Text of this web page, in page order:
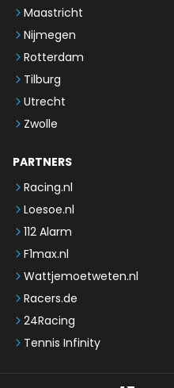
Maastricht
Nijmegen
Rotterdam
Tilburg
Utrecht
Zwolle
PARTNERS
Racing.nl
Loesoe.nl
112 Alarm
F1max.nl
Wattjemoetweten.nl
Racers.de
24Racing
Tennis Infinity